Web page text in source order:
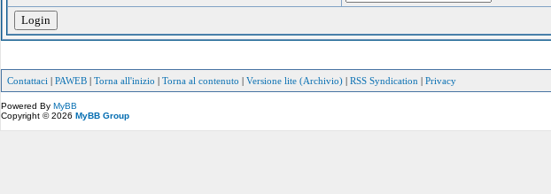
Contattaci | PAWEB | Torna all'inizio | Torna al contenuto | Versione lite (Archivio) | RSS Syndication | Privacy
Powered By MyBB
Copyright © 2026 MyBB Group